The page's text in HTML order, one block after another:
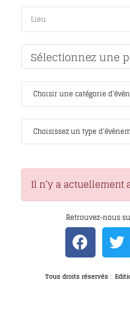
Sélectionnez une
Il n’y a actuellement
Retrouvez-nous
Tous droits réservés :